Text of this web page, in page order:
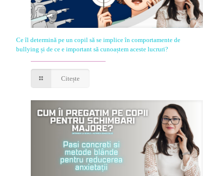
Ce îl determină pe un copil să se implice în comportamente de
bullying și de ce e important să cunoaștem aceste lucruri?
Citește